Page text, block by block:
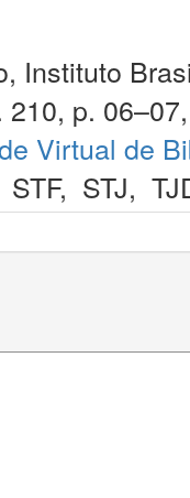
Instituto
p.
Virtual de
STF, STJ,